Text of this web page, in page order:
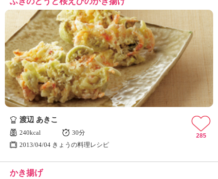
渡辺 あきこ
240kcal
30分
2013/04/04 きょうの料理レシピ
285
かき揚げ